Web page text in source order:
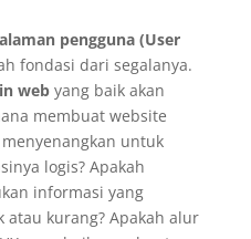
pengguna (User
fondasi dari segalanya.
webyang baik akan
membuat website
untuk
logis? Apakah
informasi yang
atau kurang? Apakah alur